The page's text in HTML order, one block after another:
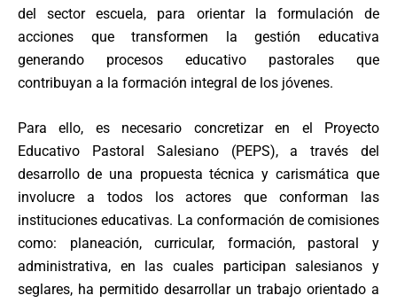
del sector escuela, para orientar la formulación de
acciones que transformen la gestión educativa
generando procesos educativo pastorales que
contribuyan a la formación integral de los jóvenes.
Para ello, es necesario concretizar en el Proyecto
Educativo Pastoral Salesiano (PEPS), a través del
desarrollo de una propuesta técnica y carismática que
involucre a todos los actores que conforman las
instituciones educativas. La conformación de comisiones
como: planeación, curricular, formación, pastoral y
administrativa, en las cuales participan salesianos y
seglares, ha permitido desarrollar un trabajo orientado a